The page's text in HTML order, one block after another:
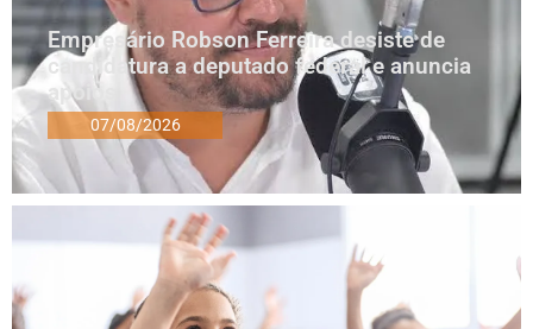
Empresário Robson Ferreira desiste de
candidatura a deputado federal e anuncia
apoios
07/08/2026